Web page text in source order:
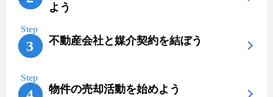
よう
不動産会社と媒介契約を結ぼう
物件の売却活動を始めよう